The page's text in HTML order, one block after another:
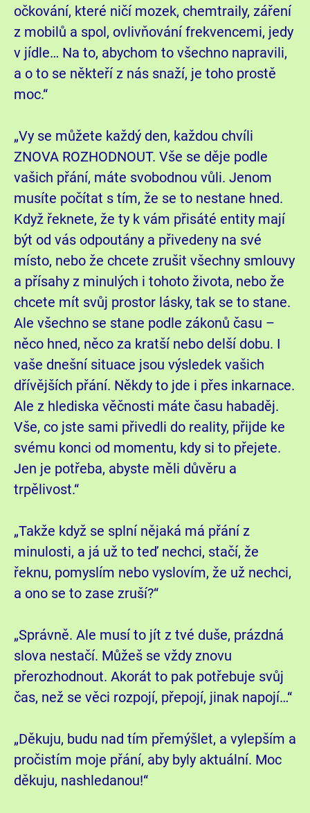
očkování, které ničí mozek, chemtraily, záření
z mobilů a spol, ovlivňování frekvencemi, jedy
v jídle… Na to, abychom to všechno napravili,
a o to se někteří z nás snaží, je toho prostě
moc.“
„Vy se můžete každý den, každou chvíli
ZNOVA ROZHODNOUT. Vše se děje podle
vašich přání, máte svobodnou vůli. Jenom
musíte počítat s tím, že se to nestane hned.
Když řeknete, že ty k vám přisáté entity mají
být od vás odpoutány a přivedeny na své
místo, nebo že chcete zrušit všechny smlouvy
a přísahy z minulých i tohoto života, nebo že
chcete mít svůj prostor lásky, tak se to stane.
Ale všechno se stane podle zákonů času –
něco hned, něco za kratší nebo delší dobu. I
vaše dnešní situace jsou výsledek vašich
dřívějších přání. Někdy to jde i přes inkarnace.
Ale z hlediska věčnosti máte času habaděj.
Vše, co jste sami přivedli do reality, přijde ke
svému konci od momentu, kdy si to přejete.
Jen je potřeba, abyste měli důvěru a
trpělivost.“
„Takže když se splní nějaká má přání z
minulosti, a já už to teď nechci, stačí, že
řeknu, pomyslím nebo vyslovím, že už nechci,
a ono se to zase zruší?“
„Správně. Ale musí to jít z tvé duše, prázdná
slova nestačí. Můžeš se vždy znovu
přerozhodnout. Akorát to pak potřebuje svůj
čas, než se věci rozpojí, přepojí, jinak napojí…“
„Děkuju, budu nad tím přemýšlet, a vylepším a
pročistím moje přání, aby byly aktuální. Moc
děkuju, nashledanou!“